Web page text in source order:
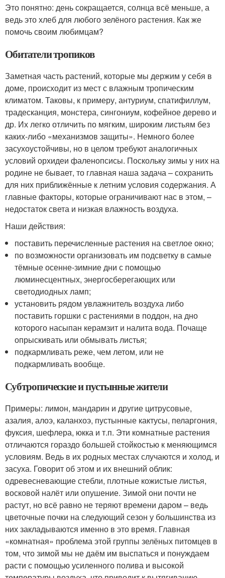
Это понятно: день сокращается, солнца всё меньше, а
ведь это хлеб для любого зелёного растения. Как же
помочь своим любимцам?
Обитатели тропиков
Заметная часть растений, которые мы держим у себя в
доме, происходит из мест с влажным тропическим
климатом. Таковы, к примеру, антуриум, спатифиллум,
традесканция, монстера, сингониум, кофейное дерево и
др. Их легко отличить по мягким, широким листьям без
каких-либо «механизмов защиты». Немного более
засухоустойчивы, но в целом требуют аналогичных
условий орхидеи фаленопсисы. Поскольку зимы у них на
родине не бывает, то главная наша задача – сохранить
для них приближённые к летним условия содержания. А
главные факторы, которые ограничивают нас в этом, –
недостаток света и низкая влажность воздуха.
Наши действия:
поставить перечисленные растения на светлое окно;
по возможности организовать им подсветку в самые
тёмные осенне-зимние дни с помощью
люминесцентных, энергосберегающих или
светодиодных ламп;
установить рядом увлажнитель воздуха либо
поставить горшки с растениями в поддон, на дно
которого насыпан керамзит и налита вода. Почаще
опрыскивать или обмывать листья;
подкармливать реже, чем летом, или не
подкармливать вообще.
Субтропические и пустынные жители
Примеры: лимон, мандарин и другие цитрусовые,
азалия, алоэ, каланхоэ, пустынные кактусы, пеларгония,
фуксия, шефлера, юкка и т.п. Эти комнатные растения
отличаются гораздо большей стойкостью к меняющимся
условиям. Ведь в их родных местах случаются и холод, и
засуха. Говорит об этом и их внешний облик:
одревесневающие стебли, плотные кожистые листья,
восковой налёт или опушение. Зимой они почти не
растут, но всё равно не теряют времени даром – ведь
цветочные почки на следующий сезон у большинства из
них закладываются именно в это время. Главная
«комнатная» проблема этой группы зелёных питомцев в
том, что зимой мы не даём им выспаться и понуждаем
расти с помощью усиленного полива и высокой